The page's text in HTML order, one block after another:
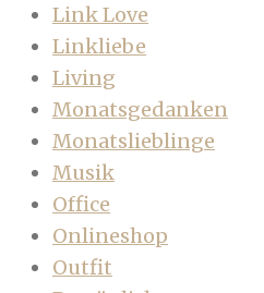
Link Love
Linkliebe
Living
Monatsgedanken
Monatslieblinge
Musik
Office
Onlineshop
Outfit